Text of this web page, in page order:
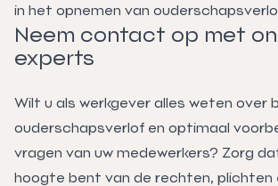
in het opnemen van
Neem contact op met
experts
Wilt u als werkgever alles weten over
ouderschapsverlof en optimaal
vragen van uw medewerkers? Zorg
hoogte bent van de rechten, plichten